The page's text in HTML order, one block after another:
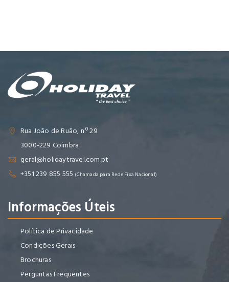
Rua João de Ruão, n.º 29
3000-229 Coimbra
geral@holidaytravel.com.pt
+351 239 855 555 (Chamada para Rede Fixa Nacional)
Informações Úteis
Política de Privacidade
Condições Gerais
Brochuras
Perguntas Frequentes